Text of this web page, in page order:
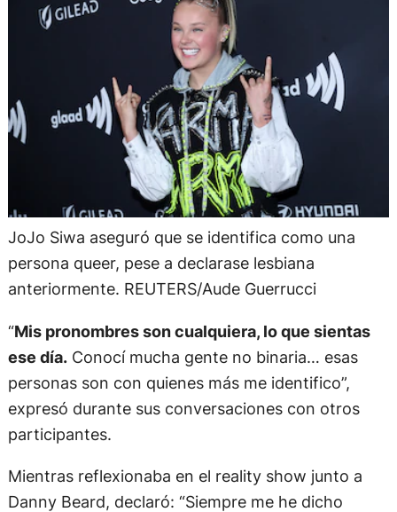
JoJo Siwa aseguró que se identifica como una
persona queer, pese a declarase lesbiana
anteriormente. REUTERS/Aude Guerrucci
“Mis pronombres son cualquiera, lo que sientas
ese día.Conocí mucha gente no binaria… esas
personas son con quienes más me identifico”,
expresó durante sus conversaciones con otros
participantes.
Mientras reflexionaba en el reality show junto a
Danny Beard, declaró: “Siempre me he dicho